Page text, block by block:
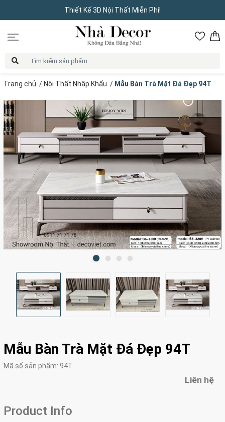
Thiết Kế 3D Nội Thất Miễn Phí!
Trang chủ / Nội Thất Nhập Khẩu / Mẫu Bàn Trà Mặt Đá Đẹp 94T
Mẫu Bàn Trà Mặt Đá Đẹp 94T
Mã số sản phẩm: 94T
Liên hệ
Product Info